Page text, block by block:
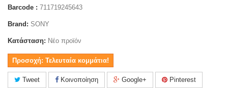
Barcode : 711719245643
Brand: SONY
Κατάσταση: Νέο προϊόν
Προσοχή: Τελευταία κομμάτια!
Tweet Κοινοποίηση Google+ Pinterest